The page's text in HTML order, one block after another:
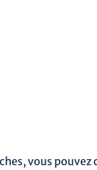
vous pouvez